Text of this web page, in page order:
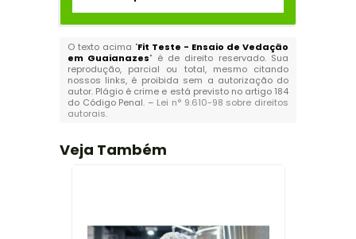
O texto acima "Fit Teste - Ensaio de Vedação
em Guaianazes" é de direito reservado. Sua
reprodução, parcial ou total, mesmo citando
nossos links, é proibida sem a autorização do
autor. Plágio é crime e está previsto no artigo 184
do Código Penal. – Lei n° 9.610-98 sobre direitos
autorais.
Veja Também